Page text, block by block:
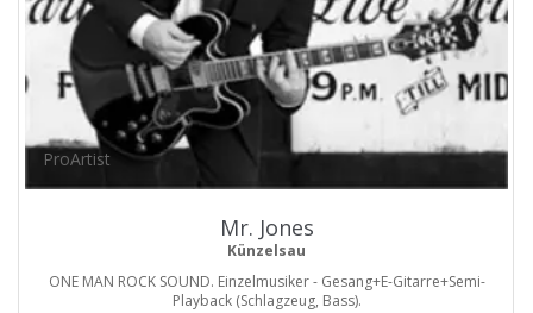
ProArtist
Mr. Jones
Künzelsau
ONE MAN ROCK SOUND. Einzelmusiker - Gesang+E-Gitarre+Semi-
Playback (Schlagzeug, Bass).